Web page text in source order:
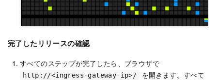
完了したリリースの確認
すべてのステップが完了したら、ブラウザで
http://<ingress-gateway-ip>/
を開きます。すべて